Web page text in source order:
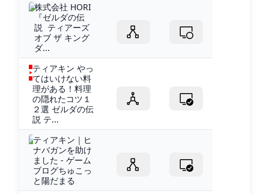
株式会社 HORI
『ゼルダの伝
説 ティアーズ
オブ ザ キング
ダ...
ティアキン やっ
てはいけない料
理がある！料理
の隠れたコツ１
２選 ゼルダの伝
説 テ...
ティアキン｜ヒ
ナバガンを助け
ました - ゲーム
ブログちゅこっ
と陽だまる